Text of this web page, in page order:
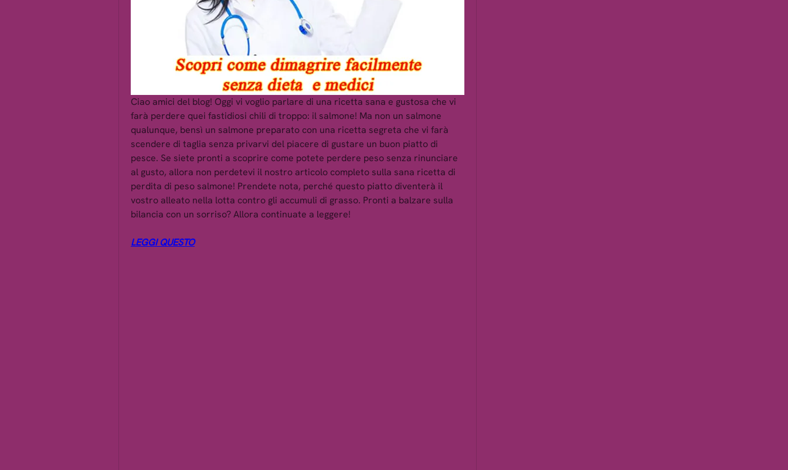
Ciao amici del blog! Oggi vi voglio parlare di una ricetta sana e gustosa che vi
farà perdere quei fastidiosi chili di troppo: il salmone! Ma non un salmone
qualunque, bensì un salmone preparato con una ricetta segreta che vi farà
scendere di taglia senza privarvi del piacere di gustare un buon piatto di
pesce. Se siete pronti a scoprire come potete perdere peso senza rinunciare
al gusto, allora non perdetevi il nostro articolo completo sulla sana ricetta di
perdita di peso salmone! Prendete nota, perché questo piatto diventerà il
vostro alleato nella lotta contro gli accumuli di grasso. Pronti a balzare sulla
bilancia con un sorriso? Allora continuate a leggere!
LEGGI QUESTO